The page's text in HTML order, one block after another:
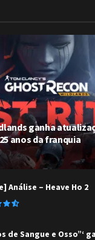
ganha
anos da franquia
Análise – Heave Ho 2
de Sangue e Osso”‘